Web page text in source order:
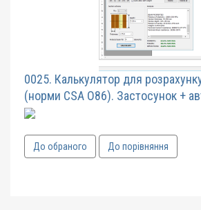
0025. Калькулятор для
(норми CSA O86). Застосунок +
До обраного До порівняння